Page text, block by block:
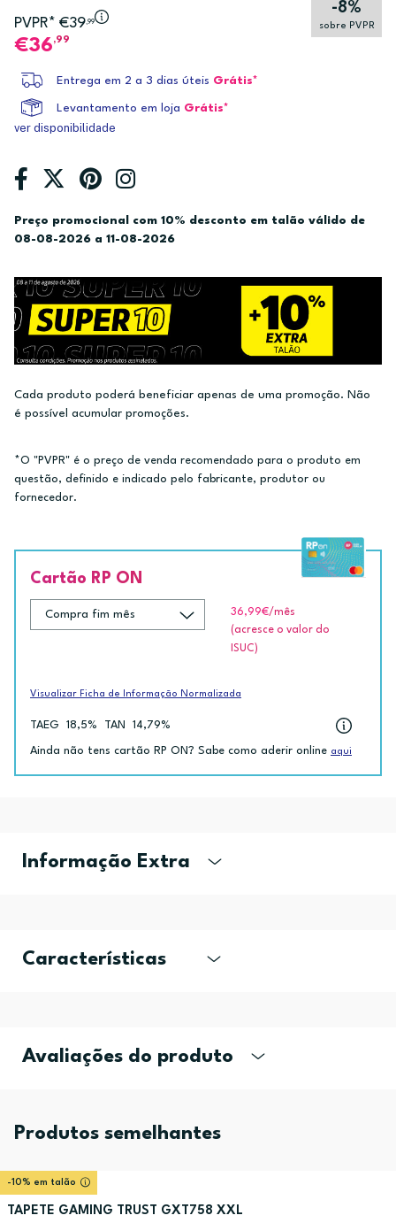
PVPR* €39,99
-8%
sobre PVPR
36,99
Entrega em 2 a 3 dias úteis Grátis*
Levantamento em loja Grátis*
ver disponibilidade
Preço promocional com 10% desconto em talão válido de
08-08-2026 a 11-08-2026
Cada produto poderá beneficiar apenas de uma promoção. Não
é possível acumular promoções.
*O "PVPR" é o preço de venda recomendado para o produto em
questão, definido e indicado pelo fabricante, produtor ou
fornecedor.
Cartão RP ON
36,99€/mês
(acresce o valor do
ISUC)
Visualizar Ficha de Informação Normalizada
TAEG 18,5% TAN 14,79%
Ainda não tens cartão RP ON? Sabe como aderir online aqui
Informação Extra
Características
Avaliações do produto
Produtos semelhantes
-10% em talão
TAPETE GAMING TRUST GXT758 XXL